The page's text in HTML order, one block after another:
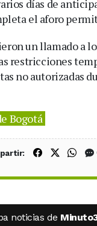
días de
el aforo
un llamado a
restricciones
no autorizadas
Bogotá
Compartir
noticias de